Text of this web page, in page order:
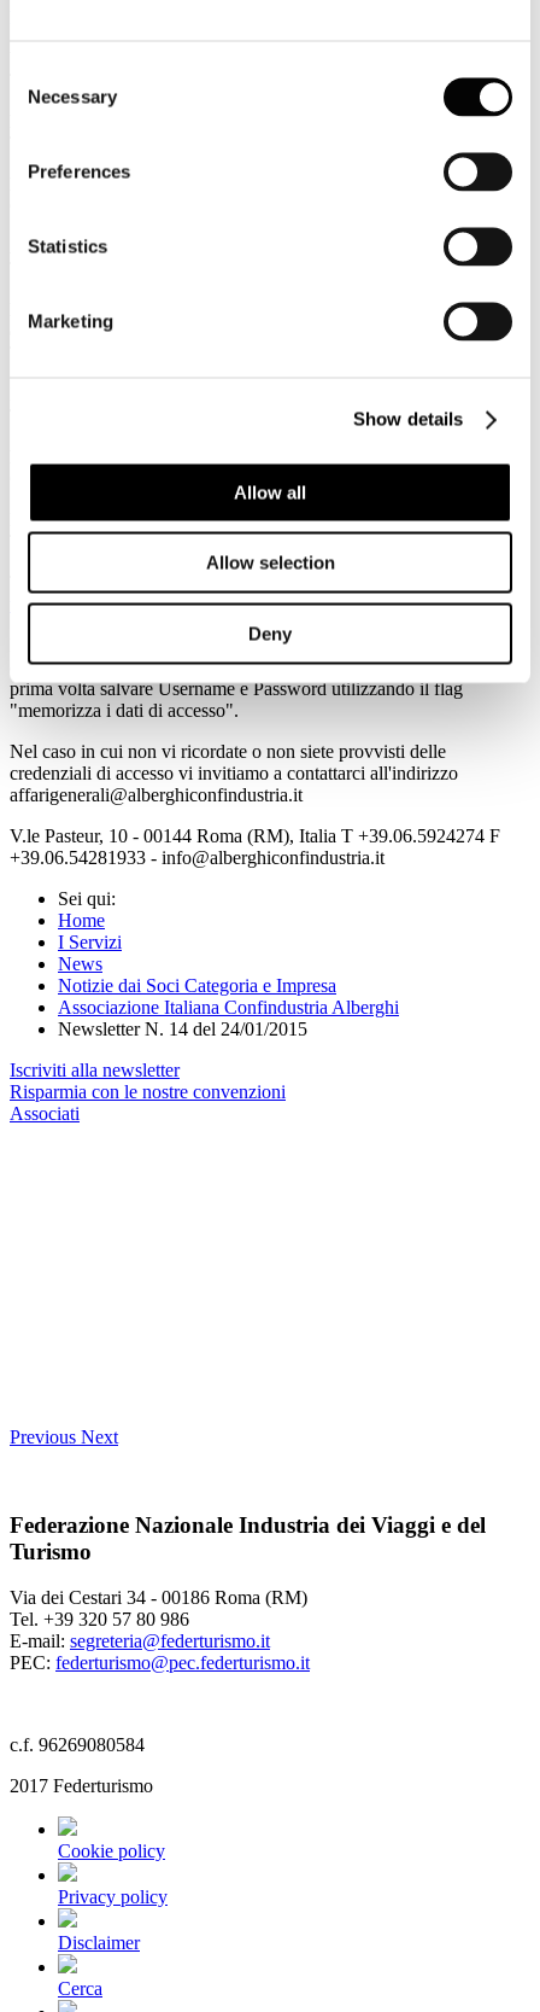
Selection
Necessary
Preferences
Statistics
Marketing
Show details
Allow all
Allow selection
Deny
Lombardia, ogni anno sei milioni di stranieri
A dicembre cresce occupazione camere nelle città degli eventi
Facebook e l'economia: in Italia un impatto da 5 miliardi di
euro
I charter della neve salvano la stagione del Piemonte
TTGITALIA
www.alberghiconfindustria.it
Per accedere in automatico alle informazioni della Newsletter
cliccando direttamente sulla notizia prescelta è necessario per la
prima volta salvare Username e Password utilizzando il flag
"memorizza i dati di accesso".
Nel caso in cui non vi ricordate o non siete provvisti delle
credenziali di accesso vi invitiamo a contattarci all'indirizzo
affarigenerali@alberghiconfindustria.it
V.le Pasteur, 10 - 00144 Roma (RM), Italia T +39.06.5924274 F
+39.06.54281933 - info@alberghiconfindustria.it
Sei qui:
Home
I Servizi
News
Notizie dai Soci Categoria e Impresa
Associazione Italiana Confindustria Alberghi
Newsletter N. 14 del 24/01/2015
Iscriviti alla newsletter
Risparmia con le nostre convenzioni
Associati
Previous Next
Federazione Nazionale Industria dei Viaggi e del
Turismo
Via dei Cestari 34 - 00186 Roma (RM)
Tel. +39 320 57 80 986
E-mail: segreteria@federturismo.it
PEC: federturismo@pec.federturismo.it
c.f. 96269080584
2017 Federturismo
Cookie policy
Privacy policy
Disclaimer
Cerca